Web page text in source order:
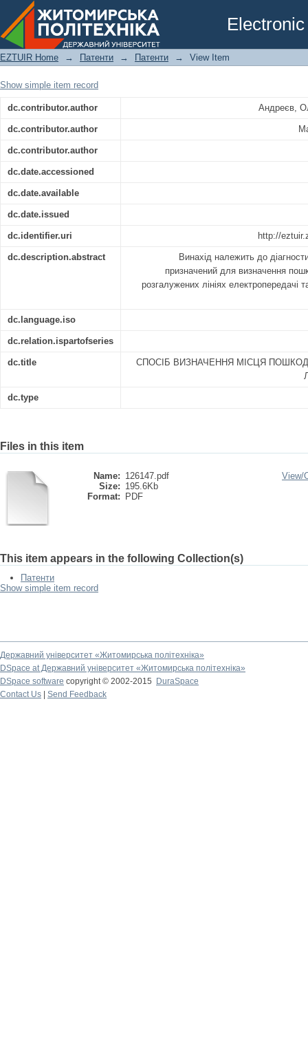
СПОСІБ ВИЗНАЧЕННЯ МІСЦЯ
ЕЛЕКТРОПЕРЕДАЧІ
EZTUIR Home → Патенти → Патенти → View Item
Show simple item record
dc.contributor.author Андреєв,
dc.contributor.author
dc.contributor.author
dc.date.accessioned
dc.date.available
dc.date.issued
dc.identifier.uri http://
dc.description.abstract
Винахід належить до
призначений для визначення
розгалужених лініях електропередачі
dc.language.iso
dc.relation.ispartofseries
dc.title
СПОСІБ ВИЗНАЧЕННЯ МІСЦЯ
dc.type
Files in this item
Name: 126147.pdf
Size: 195.6Kb
Format:
PDF
View/
This item appears in the following Collection(s)
Патенти
Show simple item record
Державний університет «Житомирська політехніка»
DSpace at Державний університет «Житомирська політехніка»
DSpace software copyright © 2002-2015
DuraSpace
Contact Us
Send Feedback